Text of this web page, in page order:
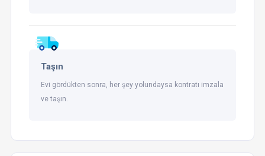
Taşın
Evi gördükten sonra, her şey yolundaysa kontratı imzala
ve taşın.